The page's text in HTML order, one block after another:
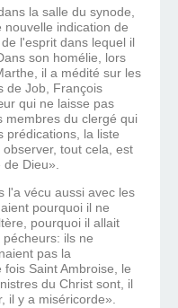
la salle du synode,
indication de
l'esprit dans lequel il
son homélie, lors
il a médité sur les
de Job, François
qui ne laisse pas
membres du clergé qui
prédications, la liste
tout cela, est
de Dieu».
l'a vécu aussi avec les
pourquoi il ne
pourquoi il allait
ils ne
pas la
Saint Ambroise, le
du Christ sont, il
il y a miséricorde».